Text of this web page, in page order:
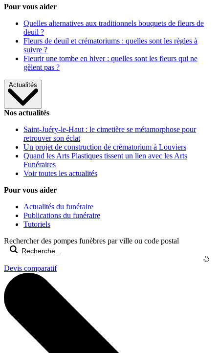
Pour vous aider
Quelles alternatives aux traditionnels bouquets de fleurs de
deuil ?
Fleurs de deuil et crématoriums : quelles sont les règles à
suivre ?
Fleurir une tombe en hiver : quelles sont les fleurs qui ne
gèlent pas ?
Actualités
Nos actualités
Saint-Juéry-le-Haut : le cimetière se métamorphose pour
retrouver son éclat
Un projet de construction de crématorium à Louviers
Quand les Arts Plastiques tissent un lien avec les Arts
Funéraires
Voir toutes les actualités
Pour vous aider
Actualités du funéraire
Publications du funéraire
Tutoriels
Rechercher des pompes funèbres par ville ou code postal
Devis comparatif